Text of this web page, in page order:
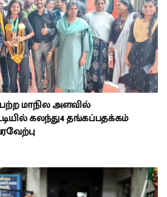
மாநில அளவில்
கலந்து4 தங்கப்பதக்கம்